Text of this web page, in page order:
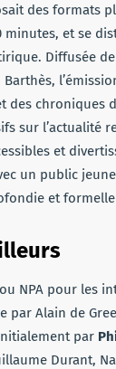
des formats
minutes, et se
Diffusée de
des chroniques
sur l’actualité
et
un public
et
NPA pour les
par Alain de
par
Durant,